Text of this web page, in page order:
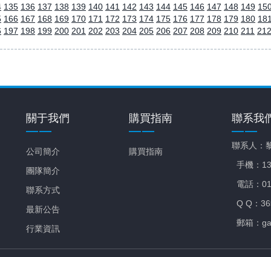
135 136 137 138 139 140 141 142 143 144 145 146 147 148 149
166 167 168 169 170 171 172 173 174 175 176 177 178 179 180 181
197 198 199 200 201 202 203 204 205 206 207 208 209 210 211 212
關于我們
公司簡介
團隊簡介
聯系方式
最新公告
行業資訊
購買指南
購買指南
聯系我
聯系人：
手機：
電話：
Q Q：
郵箱：